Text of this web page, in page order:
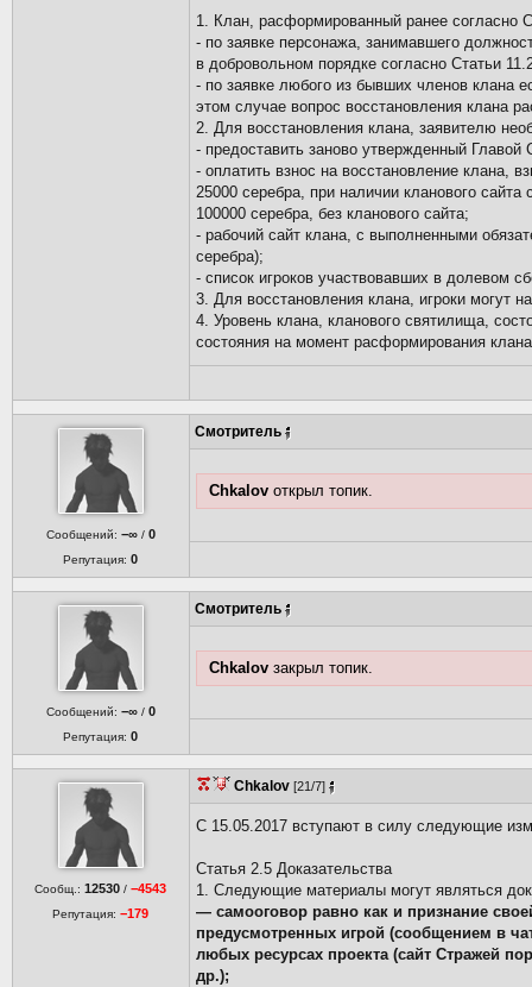
1. Клан, расформированный ранее согласно
- по заявке персонажа, занимавшего
в добровольном порядке согласно Статьи
- по заявке любого из бывших членов клана
этом случае вопрос восстановления клана
2. Для восстановления клана, заявителю
- предоставить заново утвержденный
- оплатить взнос на восстановление клана,
25000 серебра, при наличии кланового
100000 серебра, без кланового сайта;
- рабочий сайт клана, с выполненными
серебра);
- список игроков участвовавших в долевом
3. Для восстановления клана, игроки могут
4. Уровень клана, кланового святилища,
состояния на момент расформирования
Сообщений: −∞ / 0
Репутация:0
Смотритель
Chkalov открыл топик.
Сообщений: −∞ / 0
Репутация:0
Смотритель
Chkalov закрыл топик.
Сообщ.:12530 /−4543
Репутация:−179
Chkalov [21/7]
С 15.05.2017 вступают в силу следующие
Статья 2.5 Доказательства
1. Следующие материалы могут являться
— самооговор равно как и признание
предусмотренных игрой (сообщением в
любых ресурсах проекта (сайт Стражей
др.);